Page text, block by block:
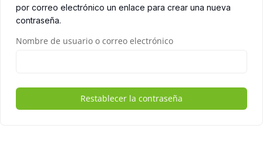
por correo electrónico un enlace para crear una nueva
contraseña.
Nombre de usuario o correo electrónico
Restablecer la contraseña